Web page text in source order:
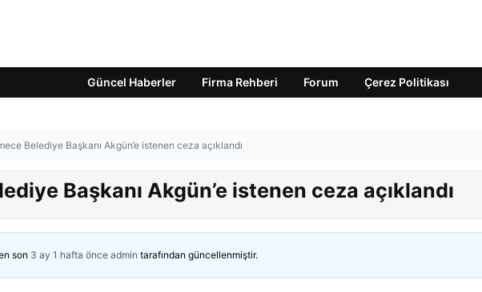
Güncel Haberler Firma Rehberi Forum Çerez Politikası
Belediye Başkanı Akgün’e istenen ceza açıklandı
Başkanı Akgün’e istenen ceza açıklandı
son 3 ay 1 hafta önce admin tarafından güncellenmiştir.